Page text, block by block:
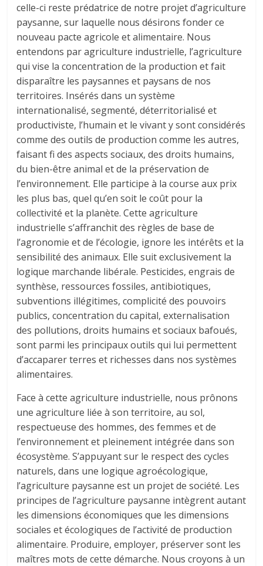
celle-ci reste prédatrice de notre projet d’agriculture
paysanne, sur laquelle nous désirons fonder ce
nouveau pacte agricole et alimentaire. Nous
entendons par agriculture industrielle, l’agriculture
qui vise la concentration de la production et fait
disparaître les paysannes et paysans de nos
territoires. Insérés dans un système
internationalisé, segmenté, déterritorialisé et
productiviste, l’humain et le vivant y sont considérés
comme des outils de production comme les autres,
faisant fi des aspects sociaux, des droits humains,
du bien-être animal et de la préservation de
l’environnement. Elle participe à la course aux prix
les plus bas, quel qu’en soit le coût pour la
collectivité et la planète. Cette agriculture
industrielle s’affranchit des règles de base de
l’agronomie et de l’écologie, ignore les intérêts et la
sensibilité des animaux. Elle suit exclusivement la
logique marchande libérale. Pesticides, engrais de
synthèse, ressources fossiles, antibiotiques,
subventions illégitimes, complicité des pouvoirs
publics, concentration du capital, externalisation
des pollutions, droits humains et sociaux bafoués,
sont parmi les principaux outils qui lui permettent
d’accaparer terres et richesses dans nos systèmes
alimentaires.
Face à cette agriculture industrielle, nous prônons
une agriculture liée à son territoire, au sol,
respectueuse des hommes, des femmes et de
l’environnement et pleinement intégrée dans son
écosystème. S’appuyant sur le respect des cycles
naturels, dans une logique agroécologique,
l’agriculture paysanne est un projet de société. Les
principes de l’agriculture paysanne intègrent autant
les dimensions économiques que les dimensions
sociales et écologiques de l’activité de production
alimentaire. Produire, employer, préserver sont les
maîtres mots de cette démarche. Nous croyons à un